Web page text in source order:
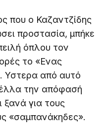
που ο Καζαντζίδης
προστασία, μπήκε
όπλου τον
το «Ενας
Υστερα από αυτό
την απόφασή
ξανά για τους
«σαμπανάκηδες».